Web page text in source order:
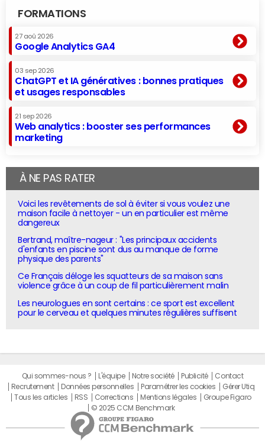
FORMATIONS
27 aoû 2026
Google Analytics GA4
03 sep 2026
ChatGPT et IA génératives : bonnes pratiques
et usages responsables
21 sep 2026
Web analytics : booster ses performances
marketing
À NE PAS RATER
Voici les revêtements de sol à éviter si vous voulez une
maison facile à nettoyer - un en particulier est même
dangereux
Bertrand, maître-nageur : "Les principaux accidents
d'enfants en piscine sont dus au manque de forme
physique des parents"
Ce Français déloge les squatteurs de sa maison sans
violence grâce à un coup de fil particulièrement malin
Les neurologues en sont certains : ce sport est excellent
pour le cerveau et quelques minutes régulières suffisent
Qui sommes-nous ? L'équipe Notre société Publicité
Contact
Recrutement
Données personnelles Paramétrer les cookies
Gérer Utiq
Tous les articles
RSS Corrections Mentions légales
Groupe Figaro
© 2025 CCM Benchmark